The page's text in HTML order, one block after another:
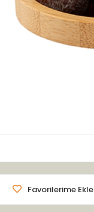
Favorilerime Ekle